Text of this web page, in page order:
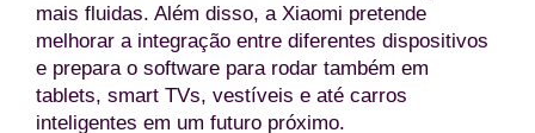
mais fluidas. Além disso, a Xiaomi pretende
melhorar a integração entre diferentes dispositivos
e prepara o software para rodar também em
tablets, smart TVs, vestíveis e até carros
inteligentes em um futuro próximo.